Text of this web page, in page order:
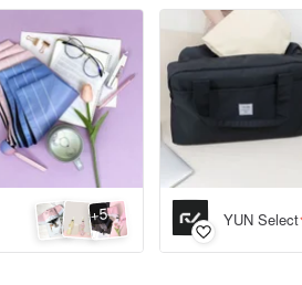
+5 YUN Select